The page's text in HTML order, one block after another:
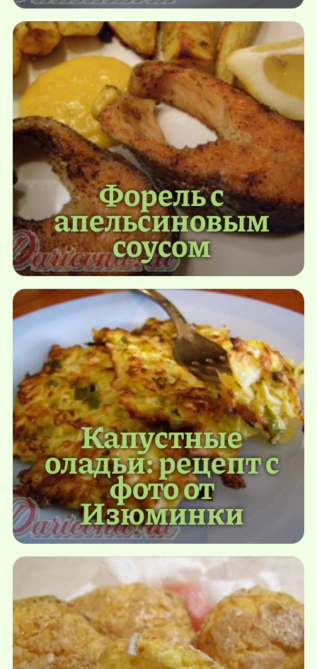
Форель с
апельсиновым
соусом
Капустные
оладьи: рецепт с
фото от
Изюминки